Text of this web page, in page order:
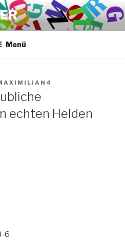
Menü
echten Helden
6